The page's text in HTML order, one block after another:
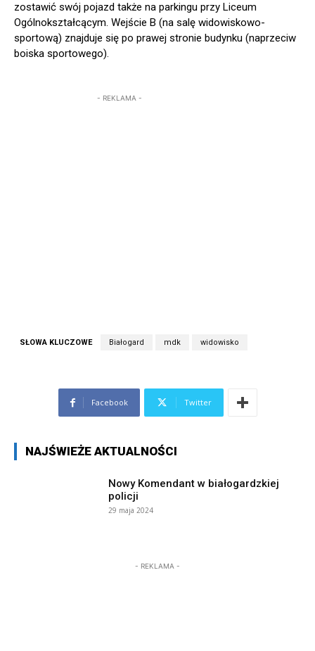
zostawić swój pojazd także na parkingu przy Liceum
Ogólnokształcącym. Wejście B (na salę widowiskowo-
sportową) znajduje się po prawej stronie budynku (naprzeciw
boiska sportowego).
- REKLAMA -
SŁOWA KLUCZOWE Białogard mdk widowisko
Facebook Twitter
NAJŚWIEŻE AKTUALNOŚCI
Nowy Komendant w białogardzkiej
policji
29 maja 2024
- REKLAMA -